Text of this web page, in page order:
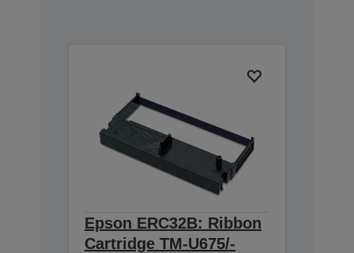
Epson ERC32B: Ribbon
Cartridge TM-U675/-